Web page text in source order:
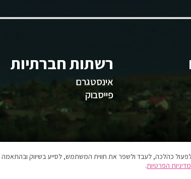
רשתות חברתיות
אינסטגרם
פייסבוק
כהלכה, לעבד ולשפר את חווית המשתמש, לסייע בשיווק
מדיניות הפרטיות.